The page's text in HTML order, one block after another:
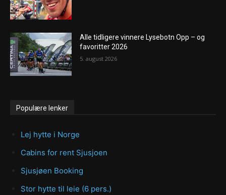
Alle tidligere vinnere Lysebotn Opp – og
favoritter 2026
5. august 2026
Populære lenker
Lej hytte i Norge
Cabins for rent Sjusjoen
Sjusjøen Booking
Stor hytte til leie (6 pers.)